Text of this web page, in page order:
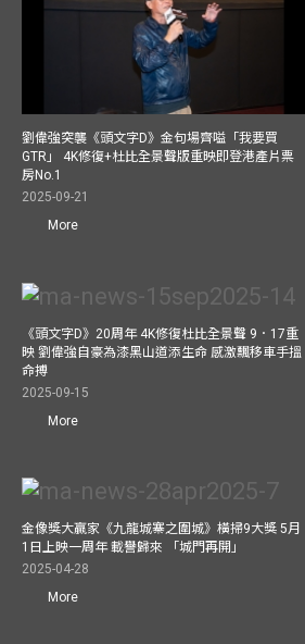
劉偉強突襲《頭文字D》金句場齊嗌「我要買
GTR」 4K修復+杜比全景聲版重映即登港產片票
房No.1
2025-09-21
More
《頭文字D》20周年 4K修復杜比全景聲 9．17重
映 劉偉強自豪為漆黑山道添生命 感激飄移車手搵
命搏
2025-09-15
More
金像獎大贏家《九龍城寨之圍城》橫掃9大獎 5月
1日上映一周年 載譽歸來 「城門再開」
2025-04-28
More